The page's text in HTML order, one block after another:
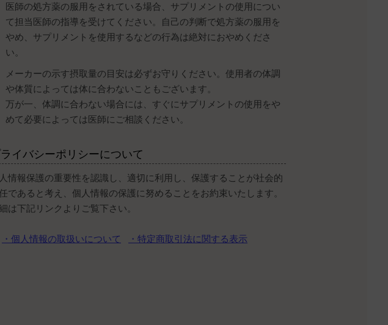
医師の処方薬の服用をされている場合、サプリメントの使用につい
て担当医師の指導を受けてください。自己の判断で処方薬の服用を
やめ、サプリメントを使用するなどの行為は絶対におやめくださ
い。
メーカーの示す摂取量の目安は必ずお守りください。使用者の体調
や体質によっては体に合わないこともございます。
万が一、体調に合わない場合には、すぐにサプリメントの使用をや
めて必要によっては医師にご相談ください。
イバシーポリシーについて
情報保護の重要性を認識し、適切に利用し、保護することが社会的
であると考え、個人情報の保護に努めることをお約束いたします。
は下記リンクよりご覧下さい。
・個人情報の取扱いについて ・特定商取引法に関する表示